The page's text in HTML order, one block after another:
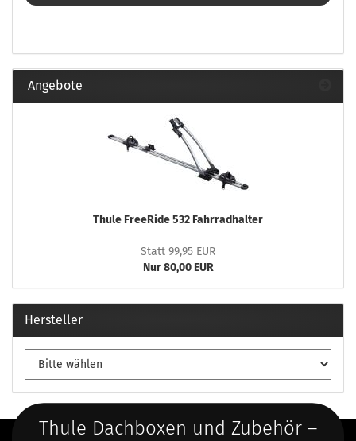
Angebote
Thule FreeRide 532 Fahrradhalter
Statt 99,95 EUR
Nur 80,00 EUR
Hersteller
Thule Dachboxen und Zubehör –